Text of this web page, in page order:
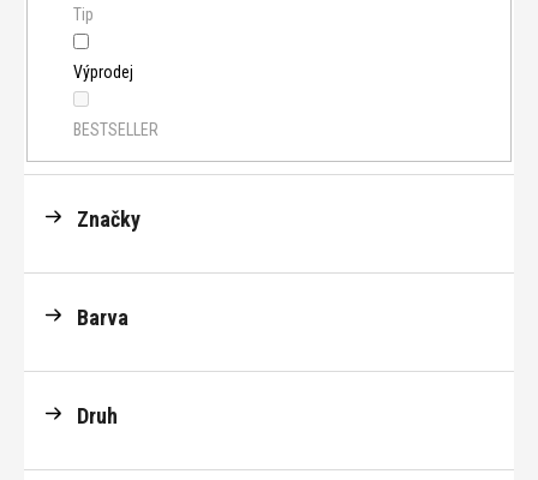
Tip
Výprodej
BESTSELLER
Značky
Barva
Druh